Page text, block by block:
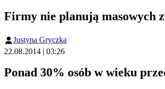
Firmy nie planują masowych
Justyna Gryczka
22.08.2014 | 03:26
Ponad 30% osób w wieku